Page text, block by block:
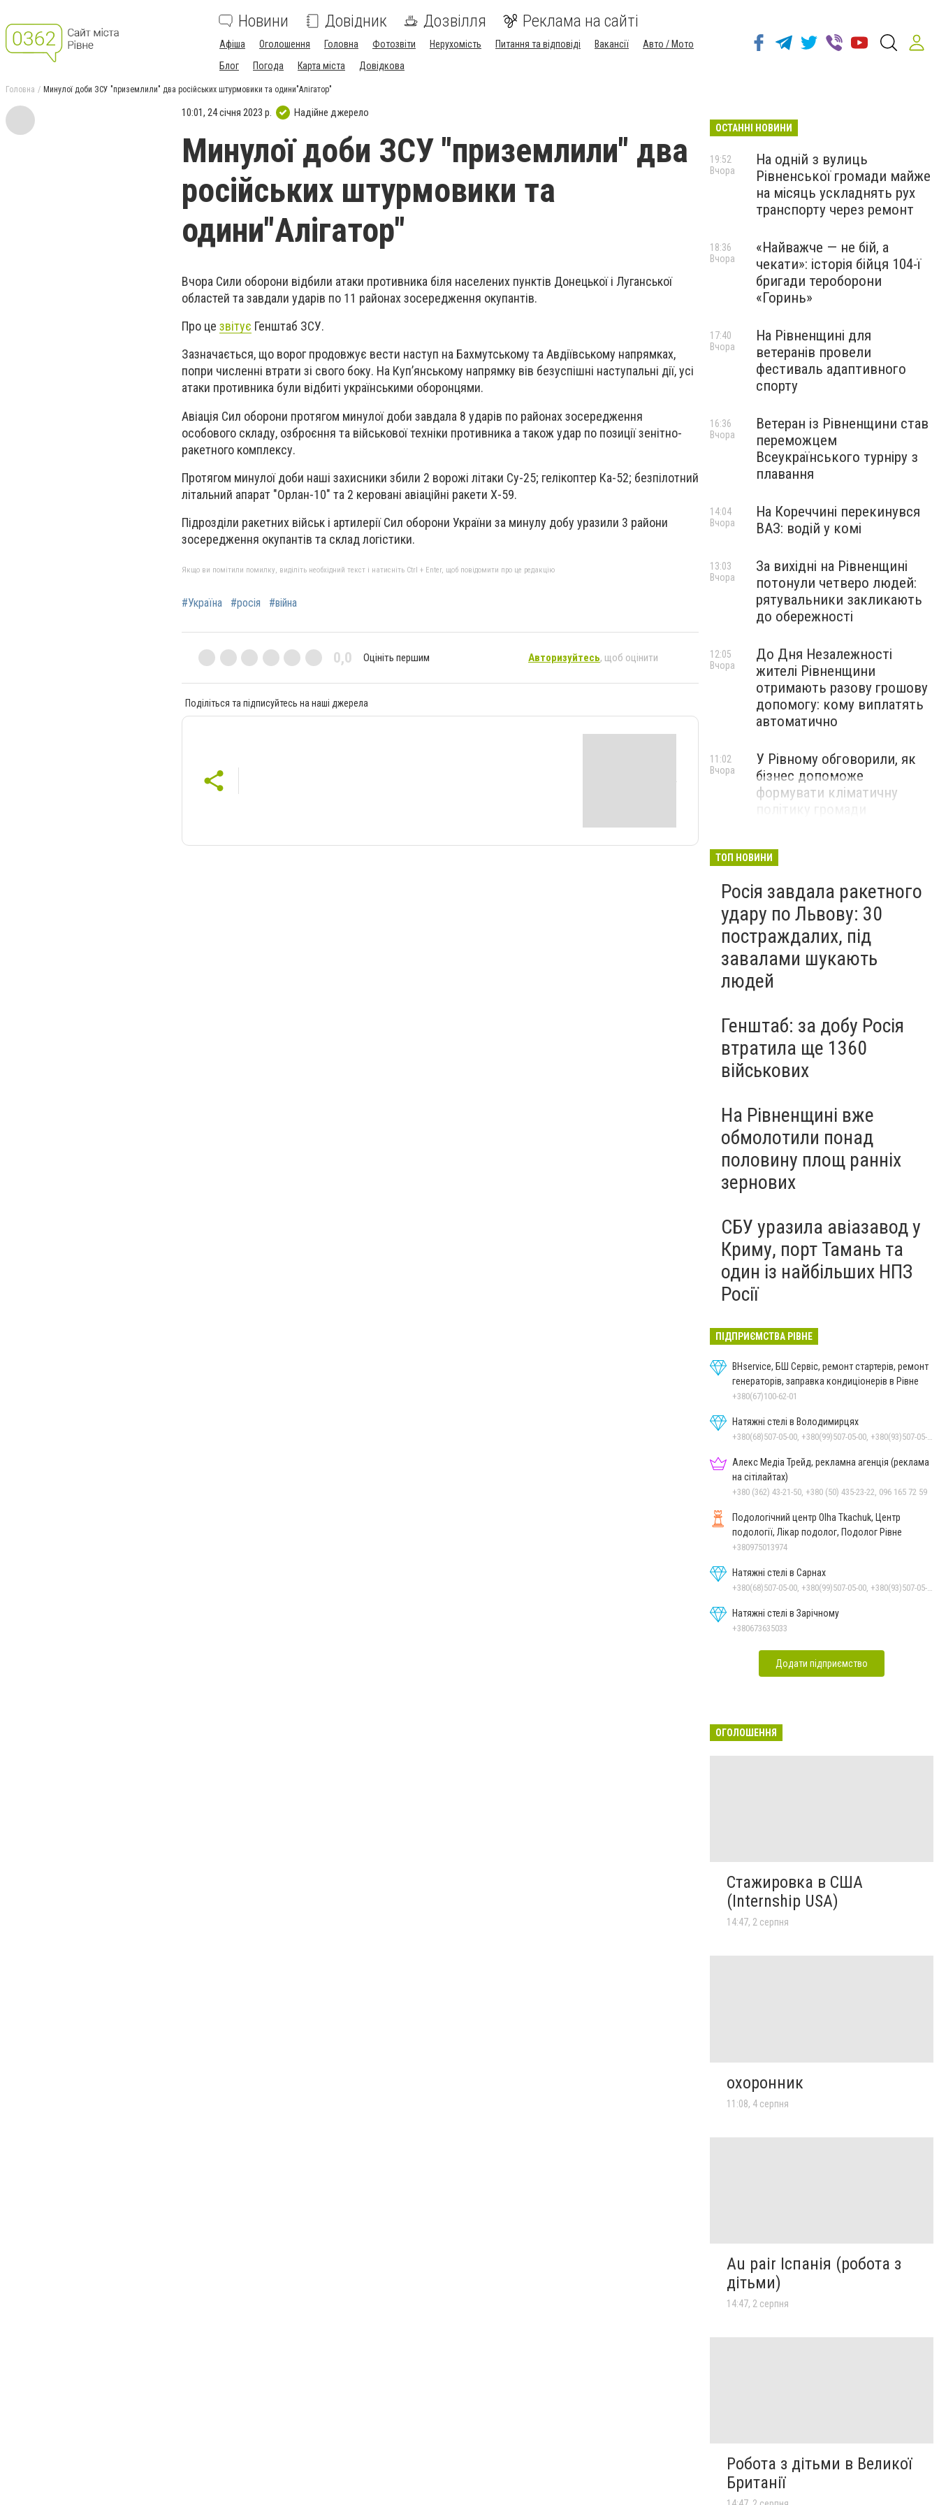
Новини Довідник Дозвілля Реклама на сайті
Афіша Оголошення Головна Фотозвіти Нерухомість Питання та відповіді Вакансії
Авто / Мото
Блог
Погода Карта міста Довідкова
Головна Минулої доби ЗСУ "приземлили" два російських штурмовики та одини"Алігатор"
10:01, 24 січня 2023 р. Надійне джерело
Минулої доби ЗСУ "приземлили" два
російських штурмовики та
одини"Алігатор"
Вчора Сили оборони відбили атаки противника біля населених пунктів Донецької і Луганської
областей та завдали ударів по 11 районах зосередження окупантів.
Про це звітує Генштаб ЗСУ.
Зазначається, що ворог продовжує вести наступ на Бахмутському та Авдіївському напрямках,
попри численні втрати зі свого боку. На Куп’янському напрямку вів безуспішні наступальні дії, усі
атаки противника були відбиті українськими оборонцями.
Авіація Сил оборони протягом минулої доби завдала 8 ударів по районах зосередження
особового складу, озброєння та військової техніки противника а також удар по позиції зенітно-
ракетного комплексу.
Протягом минулої доби наші захисники збили 2 ворожі літаки Су-25; гелікоптер Ка-52; безпілотний
літальний апарат "Орлан-10" та 2 керовані авіаційні ракети Х-59.
Підрозділи ракетних військ і артилерії Сил оборони України за минулу добу уразили 3 райони
зосередження окупантів та склад логістики.
Якщо ви помітили помилку, виділіть необхідний текст і натисніть Ctrl + Enter, щоб повідомити про це редакцію
#Україна #росія #війна
0,0 Оцініть першим Авторизуйтесь, щоб оцінити
Поділіться та підписуйтесь на наші джерела
ОСТАННІ НОВИНИ
На одній з вулиць
Рівненської громади майже
на місяць ускладнять рух
транспорту через ремонт
19:52
Вчора
«Найважче — не бій, а
чекати»: історія бійця 104-ї
бригади тероборони
«Горинь»
18:36
Вчора
На Рівненщині для
ветеранів провели
фестиваль адаптивного
спорту
17:40
Вчора
Ветеран із Рівненщини став
переможцем
Всеукраїнського турніру з
плавання
16:36
Вчора
На Кореччині перекинувся
ВАЗ: водій у комі
14:04
Вчора
За вихідні на Рівненщині
потонули четверо людей:
рятувальники закликають
до обережності
13:03
Вчора
До Дня Незалежності
жителі Рівненщини
отримають разову грошову
допомогу: кому виплатять
автоматично
12:05
Вчора
У Рівному обговорили, як
бізнес допоможе
формувати кліматичну
11:02
Вчора
ТОП НОВИНИ
Росія завдала ракетного
удару по Львову: 30
постраждалих, під
завалами шукають
людей
Генштаб: за добу Росія
втратила ще 1360
військових
На Рівненщині вже
обмолотили понад
половину площ ранніх
зернових
СБУ уразила авіазавод у
Криму, порт Тамань та
один із найбільших НПЗ
Росії
ПІДПРИЄМСТВА РІВНЕ
BHservice, БШ Сервіс, ремонт стартерів, ремонт
генераторів, заправка кондиціонерів в Рівне
+380(67)100-62-01
Натяжні стелі в Володимирцях
+380(68)507-05-00, +380(99)507-05-00, +380(93)507-05-00
Алекс Медіа Трейд, рекламна агенція (реклама
на сітілайтах)
+380 (362) 43-21-50, +380 (50) 435-23-22, 096 165 72 59
Подологічний центр Olha Tkachuk, Центр
подології, Лікар подолог, Подолог Рівне
+380975013974
Натяжні стелі в Сарнах
+380(68)507-05-00, +380(99)507-05-00, +380(93)507-05-00
Натяжні стелі в Зарічному
+380673635033
Додати підприємство
ОГОЛОШЕННЯ
Стажировка в США
(Internship USA)
14:47, 2 серпня
охоронник
11:08, 4 серпня
Au pair Іспанія (робота з
дітьми)
14:47, 2 серпня
Робота з дітьми в Великої
Британії